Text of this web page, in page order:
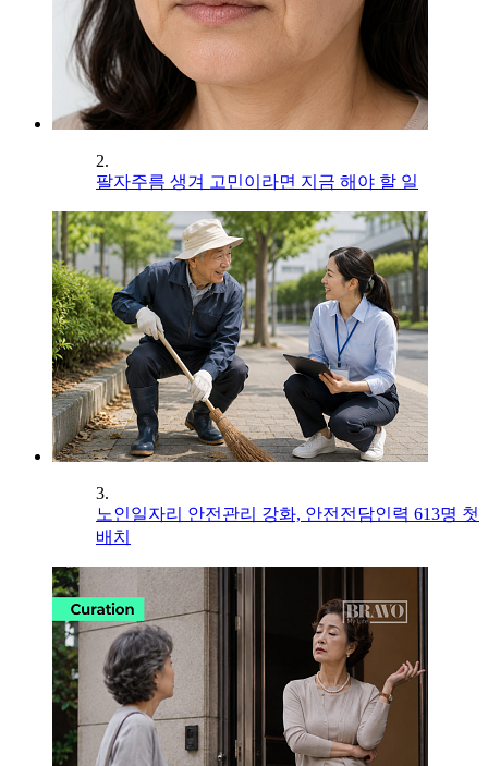
2.
팔자주름 생겨 고민이라면 지금 해야 할 일
3.
노인일자리 안전관리 강화, 안전전담인력 613명 첫
배치